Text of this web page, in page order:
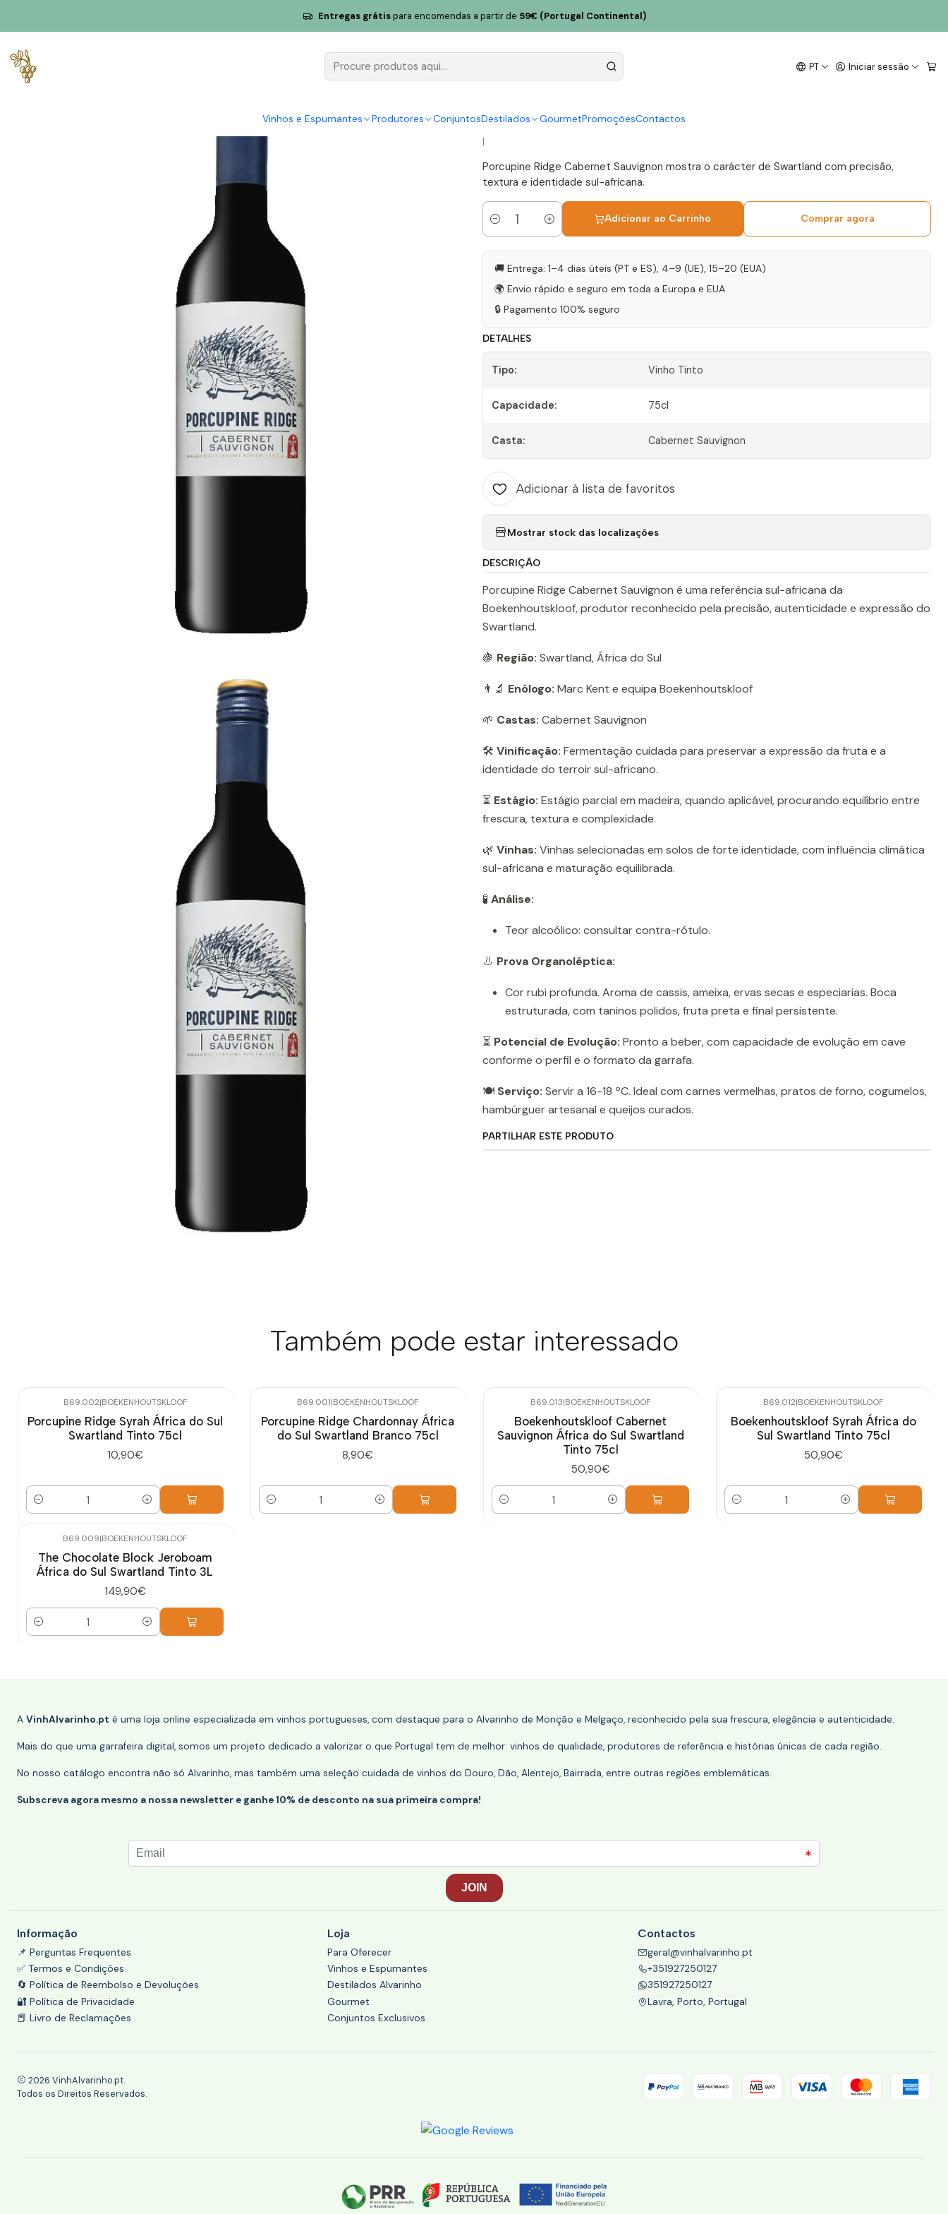
PT Iniciar sessão
Vinhos e Espumantes Produtores ConjuntosDestilados GourmetPromoçõesContactos
Entregas grátispara encomendas a partir de 59€ (Portugal Continental)
Porcupine Ridge Cabernet Sauvignon África do Sul Swartland Tinto 75cl
Porcupine Ridge Cabernet
Tinto 75cl
|
Porcupine Ridge Cabernet Sauvignon mostra o carácter de Swartland com precisão,
textura e identidade sul-africana.
Quantidade
Adicionar ao Carrinho Comprar agora
🚚 Entrega: 1–4 dias úteis (PT e ES), 4–9 (UE), 15–20 (EUA)
🌍 Envio rápido e seguro em toda a Europa e EUA
🔒 Pagamento 100% seguro
DETALHES
Tipo: Vinho Tinto
Capacidade: 75cl
Casta: Cabernet Sauvignon
Adicionar à lista de favoritos
Mostrar stock das localizações
DESCRIÇÃO
Porcupine Ridge Cabernet Sauvignon é uma referência sul-africana da
Boekenhoutskloof, produtor reconhecido pela precisão, autenticidade e expressão do
Swartland.
🍇 Região: Swartland, África do Sul
👨‍🔬 Enólogo: Marc Kent e equipa Boekenhoutskloof
🌱 Castas: Cabernet Sauvignon
🛠️ Vinificação: Fermentação cuidada para preservar a expressão da fruta e a
identidade do terroir sul-africano.
⏳ Estágio: Estágio parcial em madeira, quando aplicável, procurando equilíbrio entre
frescura, textura e complexidade.
🌿 Vinhas: Vinhas selecionadas em solos de forte identidade, com influência climática
sul-africana e maturação equilibrada.
🧪 Análise:
Teor alcoólico: consultar contra-rótulo.
👃 Prova Organoléptica:
Cor rubi profunda. Aroma de cassis, ameixa, ervas secas e especiarias. Boca
estruturada, com taninos polidos, fruta preta e final persistente.
⏳ Potencial de Evolução: Pronto a beber, com capacidade de evolução em cave
conforme o perfil e o formato da garrafa.
🍽️ Serviço: Servir a 16-18 ºC. Ideal com carnes vermelhas, pratos de forno, cogumelos,
hambúrguer artesanal e queijos curados.
PARTILHAR ESTE PRODUTO
Também pode estar interessado
B69.002|BOEKENHOUTSKLOOF
Porcupine Ridge Syrah África do Sul
Swartland Tinto 75cl
10,90€
Quantidade
B69.001|BOEKENHOUTSKLOOF
Porcupine Ridge Chardonnay África
do Sul Swartland Branco 75cl
8,90€
Quantidade
B69.013|BOEKENHOUTSKLOOF
Boekenhoutskloof Cabernet
Sauvignon África do Sul Swartland
Tinto 75cl
50,90€
Quantidade
B69.012|BOEKENHOUTSKLOOF
Boekenhoutskloof Syrah África do
Sul Swartland Tinto 75cl
50,90€
Quantidade
B69.009|BOEKENHOUTSKLOOF
The Chocolate Block Jeroboam
África do Sul Swartland Tinto 3L
149,90€
Quantidade
A VinhAlvarinho.pt é uma loja online especializada em vinhos portugueses, com destaque para o Alvarinho de Monção e Melgaço, reconhecido pela sua frescura, elegância e autenticidade.
Mais do que uma garrafeira digital, somos um projeto dedicado a valorizar o que Portugal tem de melhor: vinhos de qualidade, produtores de referência e histórias únicas de cada região.
No nosso catálogo encontra não só Alvarinho, mas também uma seleção cuidada de vinhos do Douro, Dão, Alentejo, Bairrada, entre outras regiões emblemáticas.
Subscreva agora mesmo a nossa newsletter e ganhe 10% de desconto na sua primeira compra!
Informação
📌 Perguntas Frequentes
✅ Termos e Condições
🔄 Política de Reembolso e Devoluções
🔐 Política de Privacidade
📕 Livro de Reclamações
Loja
Para Oferecer
Vinhos e Espumantes
Destilados Alvarinho
Gourmet
Conjuntos Exclusivos
Contactos
geral@vinhalvarinho.pt
+351927250127
351927250127
Lavra, Porto, Portugal
2026 VinhAlvarinho.pt.
Todos os Direitos Reservados.